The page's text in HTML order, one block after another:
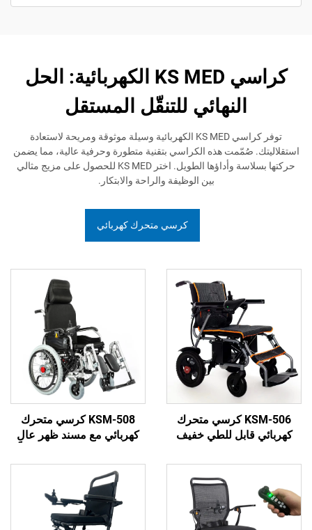
كراسي KS MED الكهربائية: الحل
النهائي للتنقّل المستقل
توفر كراسي KS MED الكهربائية وسيلة موثوقة ومريحة لاستعادة
صُمّمت هذه الكراسي بتقنية متطورة وحرفية عالية، مما يضمن
حركتها بسلاسة وأداؤها الطويل. اختر KS MED للحصول على مزيج مثالي
بين الوظيفة والراحة والابتكار.
كرسي متحرك كهربائي
KSM-506 كرسي متحرك
للطي خفيف
KSM-508 كرسي متحرك
كهربائي مع مسند ظهر عالٍ
درجة ومسند للأرجل كرسي
متحرك يدوي قابل للطي